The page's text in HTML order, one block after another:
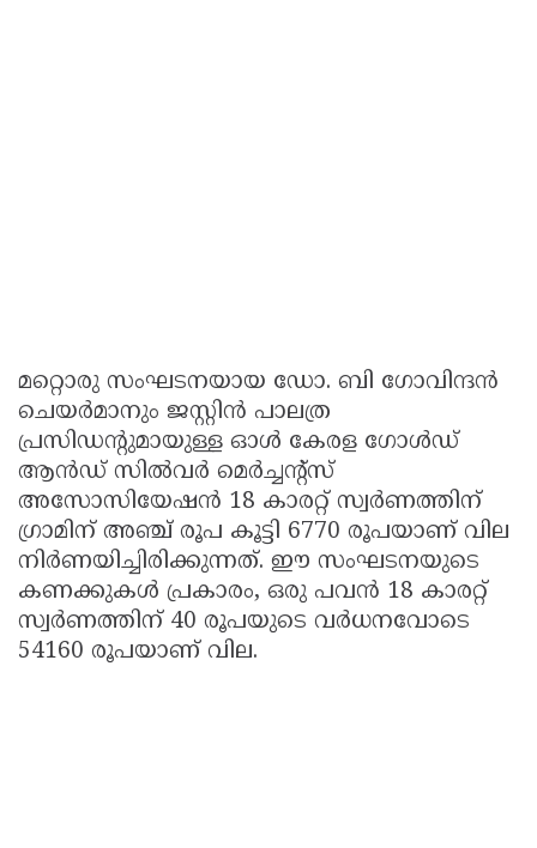
മറ്റൊരു സംഘടനയായ ഡോ. ബി ഗോവിന്ദൻ
ചെയർമാനും ജസ്റ്റിൻ പാലത്ര
പ്രസിഡന്റുമായുള്ള ഓൾ കേരള ഗോൾഡ്
ആൻഡ് സിൽവർ മെർച്ചന്റ്‌സ്
അസോസിയേഷൻ 18 കാരറ്റ് സ്വർണത്തിന്
ഗ്രാമിന് അഞ്ച് രൂപ കൂട്ടി 6770 രൂപയാണ് വില
നിർണയിച്ചിരിക്കുന്നത്. ഈ സംഘടനയുടെ
കണക്കുകൾ പ്രകാരം, ഒരു പവൻ 18 കാരറ്റ്
സ്വർണത്തിന് 40 രൂപയുടെ വർധനവോടെ
54160 രൂപയാണ് വില.